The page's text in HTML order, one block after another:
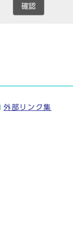
確認
外部リンク集